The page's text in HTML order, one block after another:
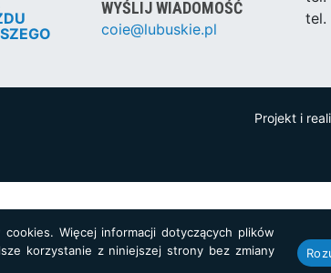
WYŚLIJ WIADOMOŚĆ
coie@lubuskie.pl
tel.
Projekt i
Więcej informacji dotyczących plików
korzystanie z niniejszej strony bez zmiany